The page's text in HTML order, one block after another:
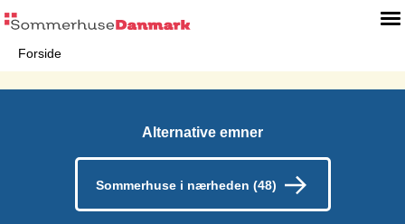
Forside
Alternative emner
Sommerhuse i nærheden (48)